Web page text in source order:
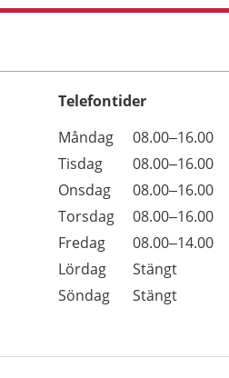
Telefontider
Dag
Öppettider
Kommentarer
Måndag
08.00–16.00
Tisdag
08.00–16.00
Onsdag
08.00–16.00
Torsdag
08.00–16.00
Fredag
08.00–14.00
Lördag
Stängt
Söndag
Stängt